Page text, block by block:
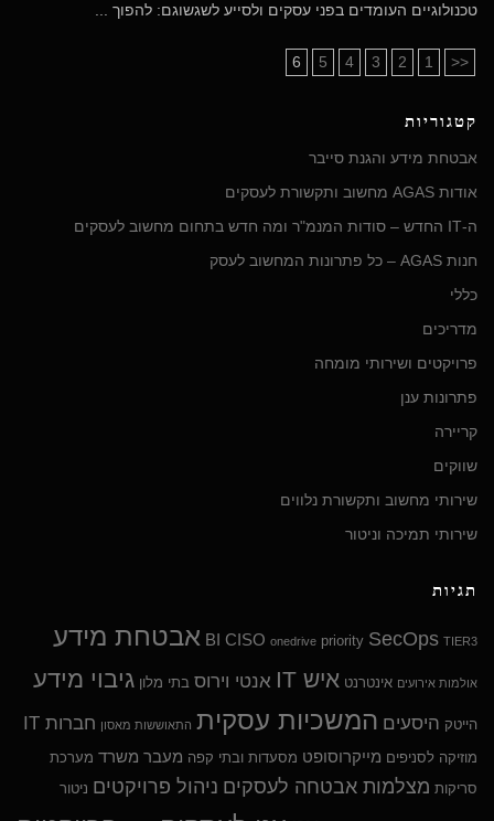
טכנולוגיים העומדים בפני עסקים ולסייע לשגשוגם: להפוך ...
<<
1
2
3
4
5
6
קטגוריות
אבטחת מידע והגנת סייבר
אודות AGAS מחשוב ותקשורת לעסקים
ה-IT החדש – סודות המנמ"ר ומה חדש בתחום מחשוב לעסקים
חנות AGAS – כל פתרונות המחשוב לעסק
כללי
מדריכים
פרויקטים ושירותי מומחה
פתרונות ענן
קריירה
שווקים
שירותי מחשוב ותקשורת נלווים
שירותי תמיכה וניטור
תגיות
BI CISO onedrive priority SecOps TIER3 אבטחת מידע
אולמות אירועים אינטרנט איש IT אנטי וירוס בתי מלון גיבוי מידע
הייטק היסעים המשכיות עסקית התאוששות מאסון חברות IT
מוזיקה לסניפים מייקרוסופט מסעדות ובתי קפה מעבר משרד מערכת
סריקות מצלמות אבטחה לעסקים ניהול פרויקטים ניטור